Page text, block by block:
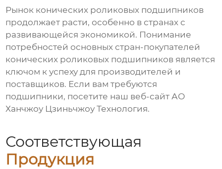
Рынок конических роликовых подшипников
продолжает расти, особенно в странах с
развивающейся экономикой. Понимание
потребностей основных стран-покупателей
конических роликовых подшипников является
ключом к успеху для производителей и
поставщиков. Если вам требуются
подшипники, посетите наш веб-сайтАО
Ханчжоу Цзиньчжоу Технология.
Соответствующая
Продукция